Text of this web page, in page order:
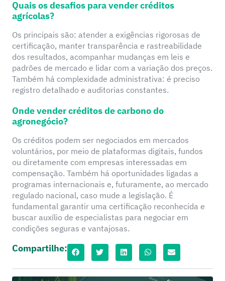
Quais os desafios para vender créditos
agrícolas?
Os principais são: atender a exigências rigorosas de
certificação, manter transparência e rastreabilidade
dos resultados, acompanhar mudanças em leis e
padrões de mercado e lidar com a variação dos preços.
Também há complexidade administrativa: é preciso
registro detalhado e auditorias constantes.
Onde vender créditos de carbono do
agronegócio?
Os créditos podem ser negociados em mercados
voluntários, por meio de plataformas digitais, fundos
ou diretamente com empresas interessadas em
compensação. Também há oportunidades ligadas a
programas internacionais e, futuramente, ao mercado
regulado nacional, caso mude a legislação. É
fundamental garantir uma certificação reconhecida e
buscar auxílio de especialistas para negociar em
condições seguras e vantajosas.
Compartilhe: